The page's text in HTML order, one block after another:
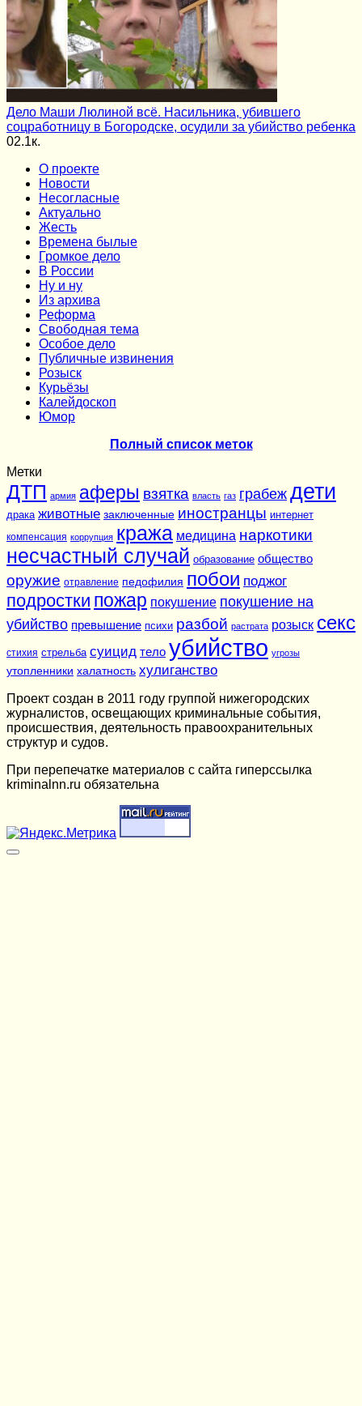
Дело Маши Люлиной всё. Насильника, убившего
соцработницу в Богородске, осудили за убийство ребенка
02.1к.
О проекте
Новости
Несогласные
Актуально
Жесть
Времена былые
Громкое дело
В России
Ну и ну
Из архива
Реформа
Cвободная тема
Особое дело
Публичные извинения
Розыск
Курьёзы
Калейдоскоп
Юмор
Полный список меток
Метки
ДТП армия аферы взятка власть газ грабеж дети
драка животные заключенные иностранцы интернет
компенсация коррупция кража медицина наркотики
несчастный случай образование общество
оружие отравление педофилия побои поджог
подростки пожар покушение покушение на
убийство превышение психи разбой растрата розыск секс
стихия стрельба суицид тело убийство угрозы
утопленники халатность хулиганство
Проект создан в 2011 году группой нижегородских
журналистов, освещающих криминальные события,
происшествия, деятельность правоохранительных
структур и судов.
При перепечатке материалов c сайта гиперссылка
kriminalnn.ru обязательна